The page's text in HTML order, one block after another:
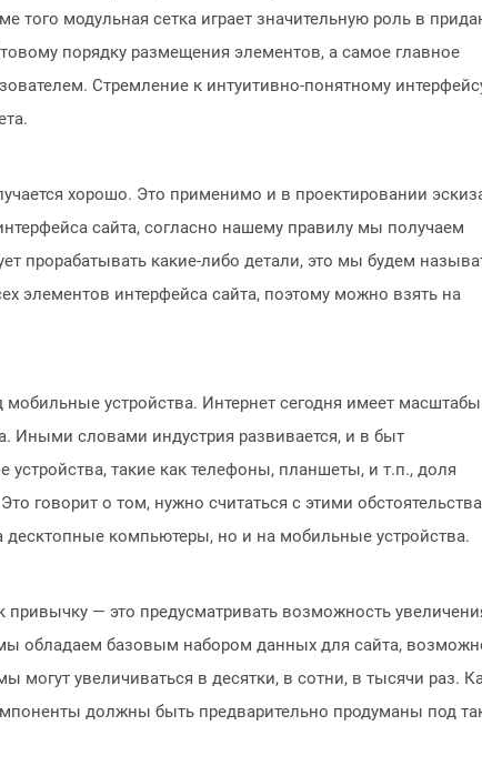
того модульная сетка играет значительную роль в
порядку размещения элементов, а самое главное
Стремление к интуитивно-понятному
хорошо. Это применимо и в проектировании
сайта, согласно нашему правилу мы получаем
прорабатывать какие-либо детали, это мы будем
элементов интерфейса сайта, поэтому можно взять на
устройства. Интернет сегодня имеет масштабы
Иными словами индустрия развивается, и в быт
такие как телефоны, планшеты, и т.п., доля
говорит о том, нужно считаться с этими
компьютеры, но и на мобильные устройства.
привычку — это предусматривать возможность
обладаем базовым набором данных для сайта,
могут увеличиваться в десятки, в сотни, в тысячи раз.
должны быть предварительно продуманы под